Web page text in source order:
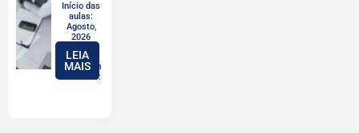
Início das
aulas:
Agosto,
2026
Valor com
desconto:
LEIA
MAIS